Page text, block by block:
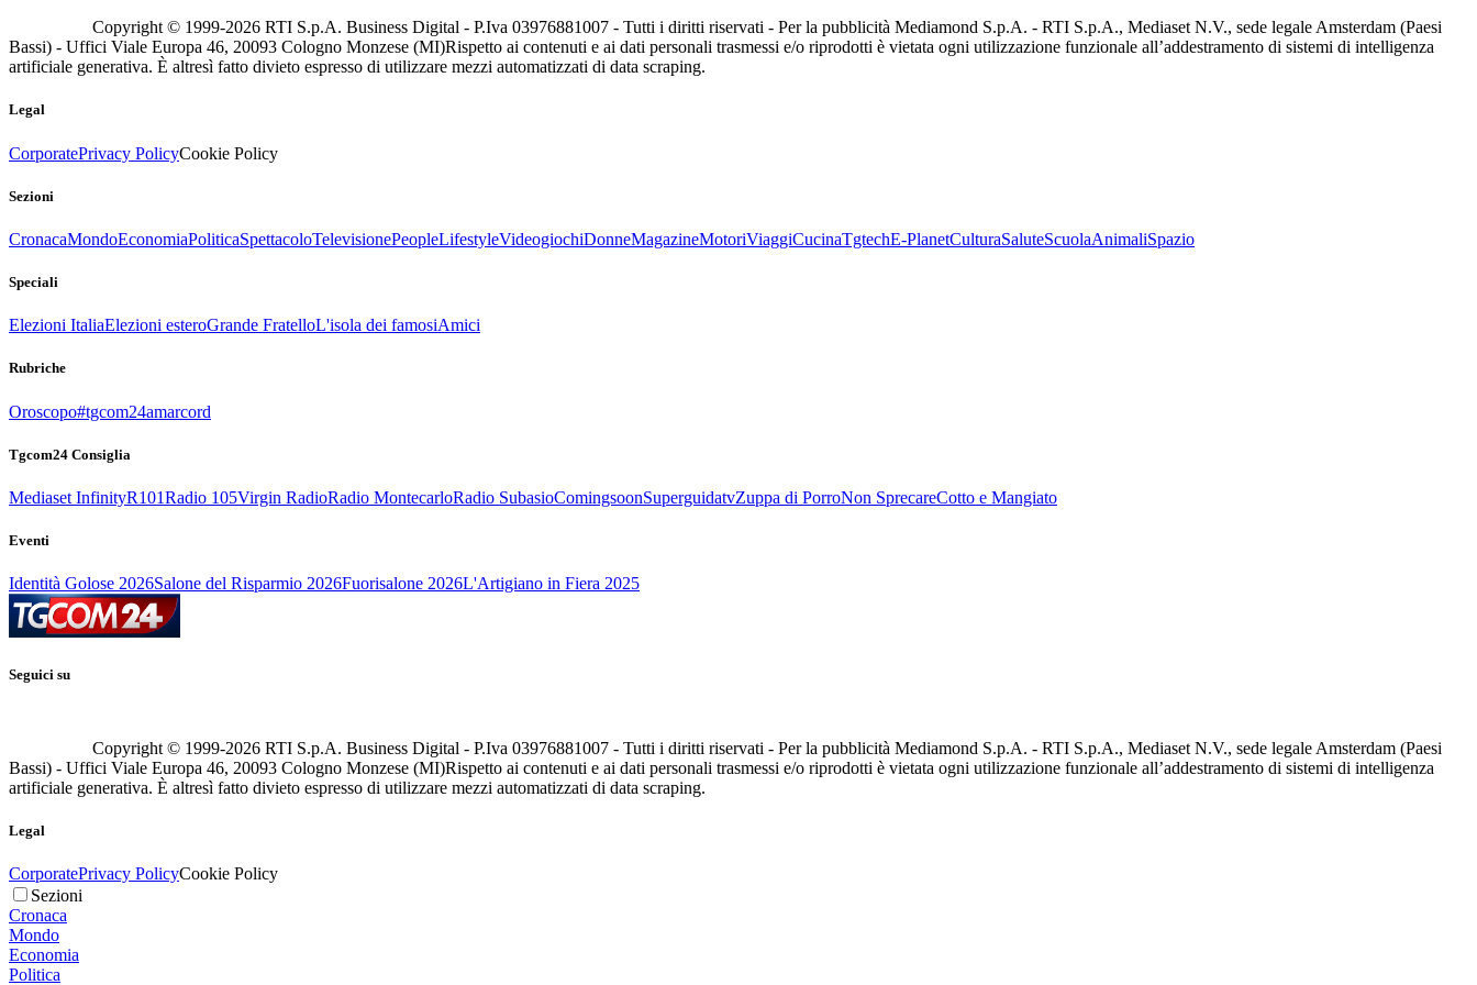
Copyright © 1999-2026 RTI S.p.A. Business Digital - P.Iva 03976881007 - Tutti i diritti riservati - Per la pubblicità Mediamond S.p.A. - RTI S.p.A., Mediaset N.V., sede legale Amsterdam (Paesi
Bassi) - Uffici Viale Europa 46, 20093 Cologno Monzese (MI)Rispetto ai contenuti e ai dati personali trasmessi e/o riprodotti è vietata ogni utilizzazione funzionale all’addestramento di sistemi di intelligenza
artificiale generativa. È altresì fatto divieto espresso di utilizzare mezzi automatizzati di data scraping.
Legal
CorporatePrivacy PolicyCookie Policy
Sezioni
CronacaMondoEconomiaPoliticaSpettacoloTelevisionePeopleLifestyleVideogiochiDonneMagazineMotoriViaggiCucinaTgtechE-PlanetCulturaSaluteScuolaAnimaliSpazio
Speciali
Elezioni ItaliaElezioni esteroGrande FratelloL'isola dei famosiAmici
Rubriche
Oroscopo#tgcom24amarcord
Tgcom24 Consiglia
Mediaset InfinityR101Radio 105Virgin RadioRadio MontecarloRadio SubasioComingsoonSuperguidatvZuppa di PorroNon SprecareCotto e Mangiato
Eventi
Identità Golose 2026Salone del Risparmio 2026Fuorisalone 2026L'Artigiano in Fiera 2025
Seguici su
Copyright © 1999-2026 RTI S.p.A. Business Digital - P.Iva 03976881007 - Tutti i diritti riservati - Per la pubblicità Mediamond S.p.A. - RTI S.p.A., Mediaset N.V., sede legale Amsterdam (Paesi
Bassi) - Uffici Viale Europa 46, 20093 Cologno Monzese (MI)Rispetto ai contenuti e ai dati personali trasmessi e/o riprodotti è vietata ogni utilizzazione funzionale all’addestramento di sistemi di intelligenza
artificiale generativa. È altresì fatto divieto espresso di utilizzare mezzi automatizzati di data scraping.
Legal
CorporatePrivacy PolicyCookie Policy
Sezioni
Cronaca
Mondo
Economia
Politica